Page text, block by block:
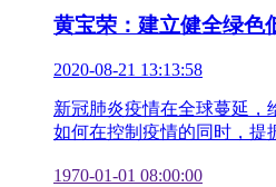
黄宝荣：建立健全绿色
2020-08-21 13:13:58
新冠肺炎疫情在全球蔓延
如何在控制疫情的同时，提
1970-01-01 08:00:00